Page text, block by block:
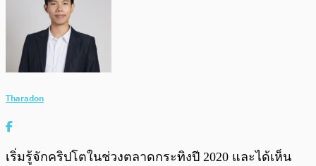
Tharadon
เริ่มรู้จักคริปโตในช่วงตลาดกระทิงปี 2020 และได้เห็น